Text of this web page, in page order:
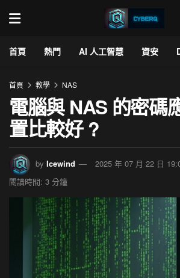
首頁 熱門 AI 人工智慧 資安
首頁 教學 NAS
電腦與 NAS 的密碼
置比較好 ?
by Icewind
2025 年 07 月 22 日
閱讀時間: 3 分鐘